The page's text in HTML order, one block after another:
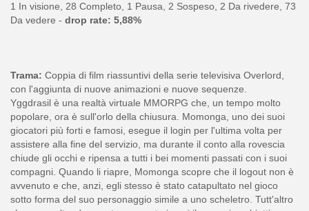
1 In visione, 28 Completo, 1 Pausa, 2 Sospeso, 2 Da rivedere, 73
Da vedere - drop rate: 5,88%
Trama: Coppia di film riassuntivi della serie televisiva Overlord,
con l'aggiunta di nuove animazioni e nuove sequenze.
Yggdrasil è una realtà virtuale MMORPG che, un tempo molto
popolare, ora è sull'orlo della chiusura. Momonga, uno dei suoi
giocatori più forti e famosi, esegue il login per l'ultima volta per
assistere alla fine del servizio, ma durante il conto alla rovescia
chiude gli occhi e ripensa a tutti i bei momenti passati con i suoi
compagni. Quando li riapre, Momonga scopre che il logout non è
avvenuto e che, anzi, egli stesso è stato catapultato nel gioco
sotto forma del suo personaggio simile a uno scheletro. Tutt'altro